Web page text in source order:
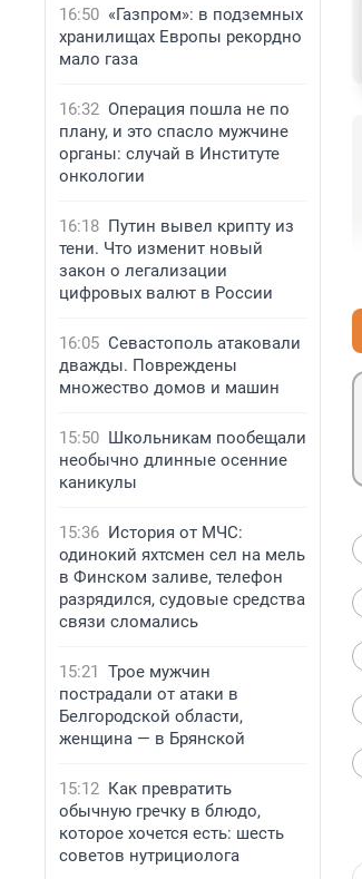
16:50 «Газпром»: в подземных
хранилищах Европы рекордно
мало газа
16:32 Операция пошла не по
плану, и это спасло мужчине
органы: случай в Институте
онкологии
16:18 Путин вывел крипту из
тени. Что изменит новый
закон о легализации
цифровых валют в России
16:05 Севастополь атаковали
дважды. Повреждены
множество домов и машин
15:50 Школьникам пообещали
необычно длинные осенние
каникулы
15:36 История от МЧС:
одинокий яхтсмен сел на мель
в Финском заливе, телефон
разрядился, судовые средства
связи сломались
15:21 Трое мужчин
пострадали от атаки в
Белгородской области,
женщина — в Брянской
15:12 Как превратить
обычную гречку в блюдо,
которое хочется есть: шесть
советов нутрициолога